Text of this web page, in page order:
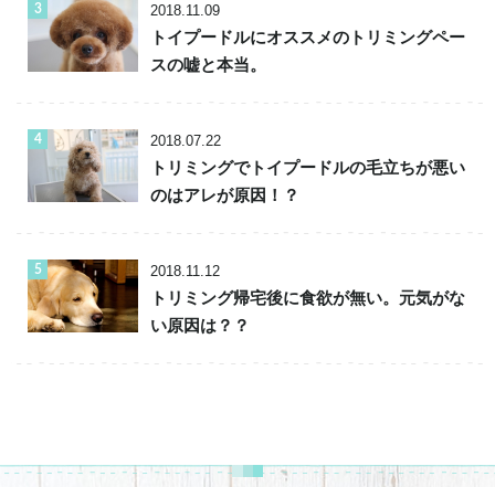
2018.11.09
トイプードルにオススメのトリミングペー
スの嘘と本当。
2018.07.22
トリミングでトイプードルの毛立ちが悪い
のはアレが原因！？
2018.11.12
トリミング帰宅後に食欲が無い。元気がな
い原因は？？